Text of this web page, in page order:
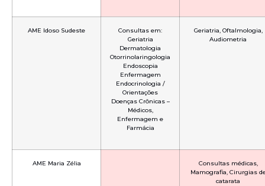
AME Idoso Sudeste
Consultas em:
Geriatria
Dermatologia
Otorrinolaringologia
Endoscopia
Enfermagem
Endocrinologia /
Orientações
Doenças Crônicas –
Médicos,
Enfermagem e
Farmácia
Geriatria, Oftalmologia,
Audiometria
AME Maria Zélia
Consultas médicas,
Mamografia, Cirurgias
catarata